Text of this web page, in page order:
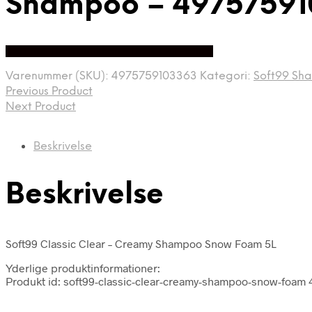
Shampoo –
Varenummer (SKU): 4975759103363 Kategori: Soft99
Previous Product
Next Product
Beskrivelse
Beskrivelse
Soft99 Classic Clear – Creamy Shampoo Snow Foam 5L
Yderlige produktinformationer:
Produkt id: soft99-classic-clear-creamy-shampoo-snow-foam